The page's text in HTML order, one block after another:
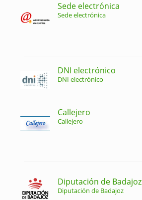
Sede electrónica
Sede electrónica
DNI electrónico
DNI electrónico
Callejero
Callejero
Diputación de Badajoz
Diputación de Badajoz